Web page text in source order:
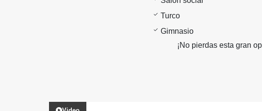
Turco
Gimnasio
¡No pierdas esta gran